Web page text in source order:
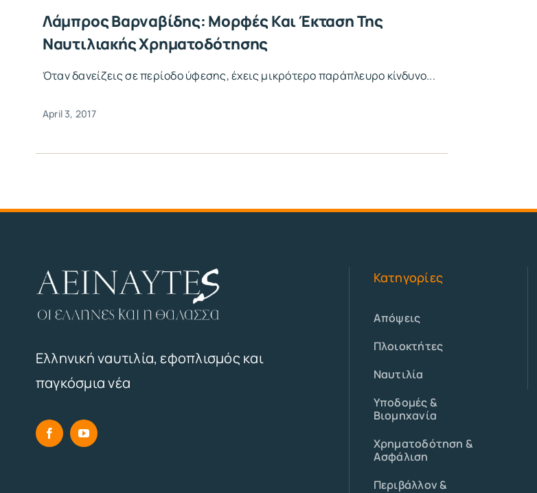
Λάμπρος Βαρναβίδης: Μορφές Και Έκταση Της
Ναυτιλιακής Χρηματοδότησης
Όταν δανείζεις σε περίοδο ύφεσης, έχεις μικρότερο παράπλευρο κίνδυνο...
April 3, 2017
Ελληνική ναυτιλία, εφοπλισμός και
παγκόσμια νέα
Κατηγορίες
Απόψεις
Πλοιοκτήτες
Ναυτιλία
Υποδομές &
Βιομηχανία
Χρηματοδότηση &
Ασφάλιση
Περιβάλλον &